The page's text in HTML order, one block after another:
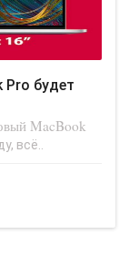
MacBook
всё..